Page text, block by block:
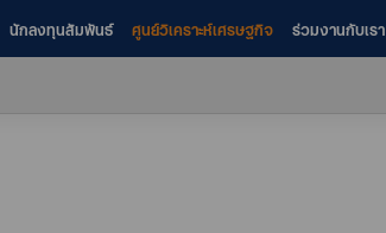
นักลงทุนสัมพันธ์ ศูนย์วิเคราะห์เศรษฐกิจ ร่วมงานกับเรา